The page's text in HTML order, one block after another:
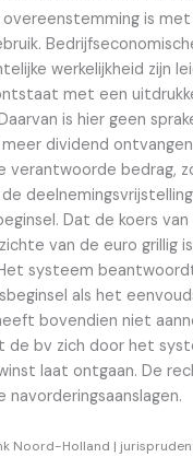
overeenstemming is
werkelijkheid zijn
met een
is hier geen
dividend
verantwoorde bedrag,
Dat de koers van
van de euro grillig
systeem
als het
bovendien niet
de bv zich door het
laat ontgaan. De
Noord-Holland |